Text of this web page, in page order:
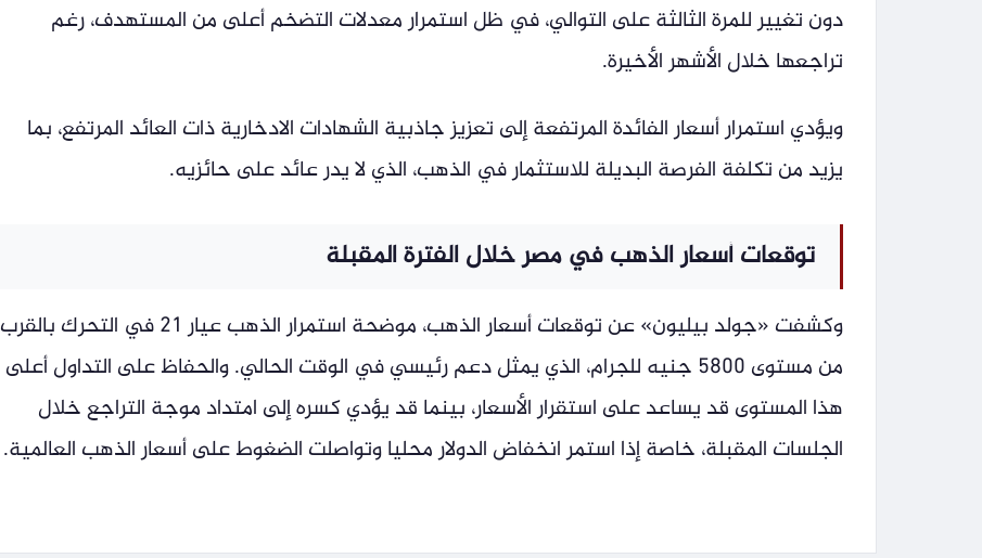
دون تغيير للمرة الثالثة على التوالي، في ظل استمرار معدلات التضخم أعلى من المستهدف، رغم
تراجعها خلال الأشهر الأخيرة.
ويؤدي استمرار أسعار الفائدة المرتفعة إلى تعزيز جاذبية الشهادات الادخارية ذات العائد المرتفع، بما
يزيد من تكلفة الفرصة البديلة للاستثمار في الذهب، الذي لا يدر عائد على حائزيه.
توقعات أسعار الذهب في مصر خلال الفترة المقبلة
وكشفت «جولد بيليون» عن توقعات أسعار الذهب، موضحة استمرار الذهب عيار 21 في التحرك بالقرب
من مستوى 5800 جنيه للجرام، الذي يمثل دعم رئيسي في الوقت الحالي. والحفاظ على التداول أعلى
هذا المستوى قد يساعد على استقرار الأسعار، بينما قد يؤدي كسره إلى امتداد موجة التراجع خلال
الجلسات المقبلة، خاصة إذا استمر انخفاض الدولار محليا وتواصلت الضغوط على أسعار الذهب العالمية.